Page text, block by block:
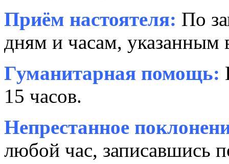
Приём настоятеля: По
дням и часам, указанным
Гуманитарная помощь:
15 часов.
Непрестанное
любой час, записавшись